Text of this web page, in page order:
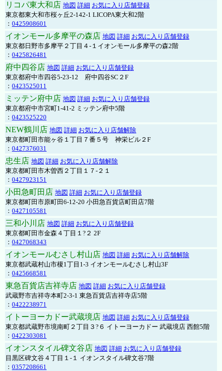
リコパ東大和店 地図 詳細 お気に入り店舗登録
東京都東大和市桜ヶ丘2-142-1 LICOPA東大和2階
： 0425908601
イオンモール多摩平の森店 地図 詳細 お気に入り店舗登録
東京都日野市多摩平２丁目４-１イオンモール多摩平の森2階
： 0425826481
府中四谷店 地図 詳細 お気に入り店舗登録
東京都府中市四谷5-23-12 府中四谷SC２F
： 0423525011
ミッテン府中店 地図 詳細 お気に入り店舗登録
東京都府中市宮町1-41-2 ミッテン府中5階
： 0423525220
NEW鶴川店 地図 詳細 お気に入り店舗解除
東京都町田市能ヶ谷１丁目７番５号 神栄ビル２F
： 0427376031
忠生店 地図 詳細 お気に入り店舗解除
東京都町田市木曽西２丁目１７-２１
： 0427923151
小田急町田店 地図 詳細 お気に入り店舗登録
東京都町田市原町田6-12-20 小田急百貨店町田店7階
： 0427105581
三和小川店 地図 詳細 お気に入り店舗登録
東京都町田市金森４丁目１?２ 2F
： 0427068343
イオンモールむさし村山店 地図 詳細 お気に入り店舗解除
東京都武蔵村山市榎1丁目1-3 イオンモールむさし村山3F
： 0425668581
東急百貨店吉祥寺店 地図 詳細 お気に入り店舗登録
武蔵野市吉祥寺本町2-3-1 東急百貨店吉祥寺店5階
： 0422238971
イトーヨーカドー武蔵境店 地図 詳細 お気に入り店舗登録
東京都武蔵野市境南町２丁目３?６ イトーヨーカドー 武蔵境店 西館5階
： 0422303081
イオンスタイル碑文谷店 地図 詳細 お気に入り店舗登録
目黒区碑文谷４丁目１-１ イオンスタイル碑文谷7階
： 0357208661